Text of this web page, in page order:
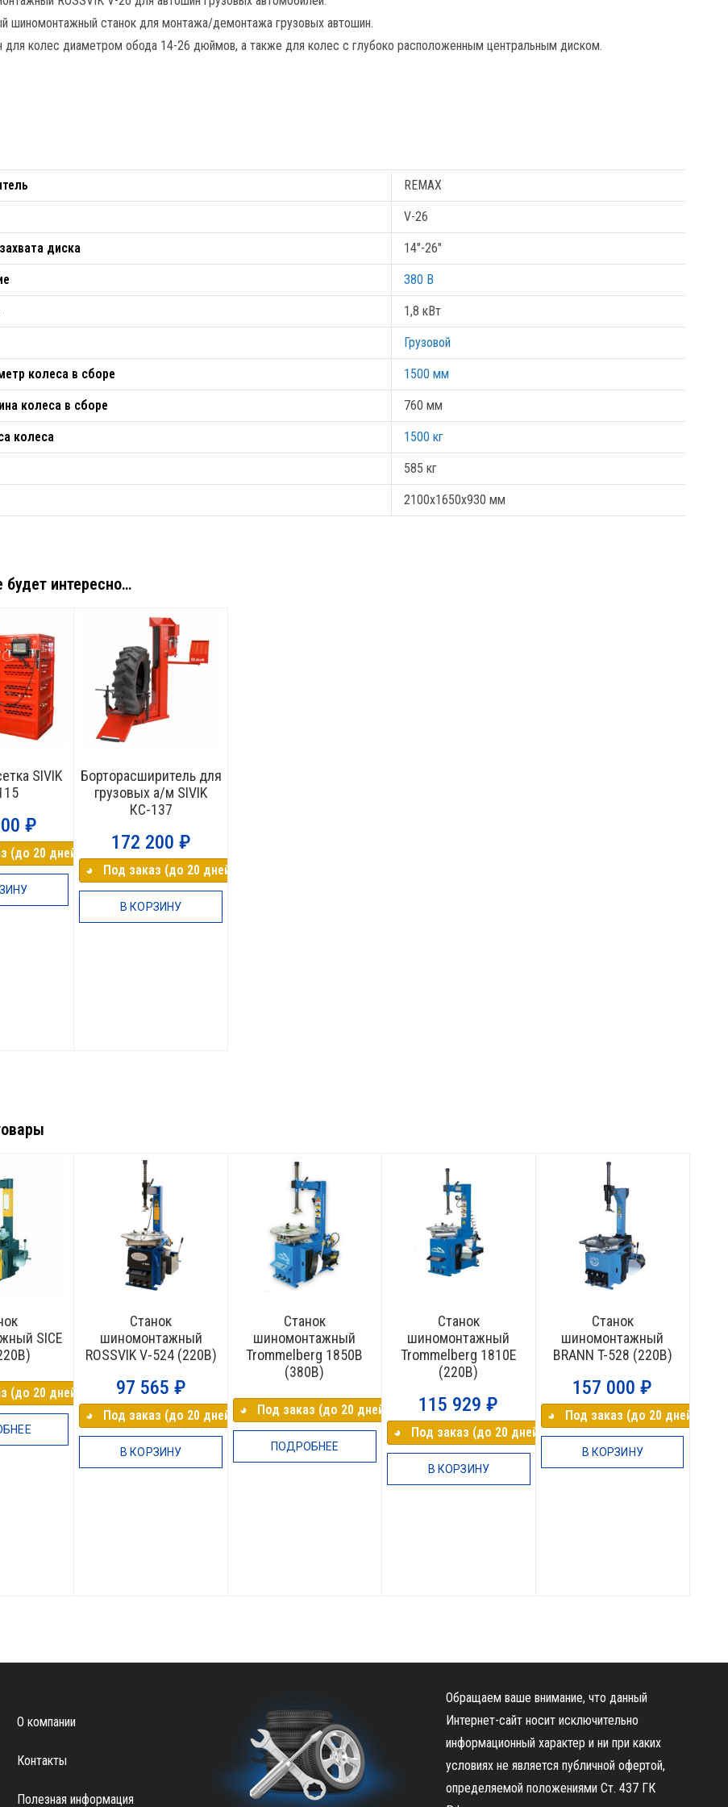
шиномонтажный станок для монтажа/демонтажа грузовых автошин.
для колес диаметром обода 14-26 дюймов, а также для колес с глубоко расположенным центральным диском.
REMAX
V-26
диска 14"-26"
380 В
1,8 кВт
Грузовой
колеса в сборе 1500 мм
колеса в сборе 760 мм
колеса 1500 кг
585 кг
2100х1650х930 мм
интересно…
SIVIK
₽
(до 20 дней)
Борторасширитель для
грузовых а/м SIVIK
КС-137
172 200 ₽
◕⠀Под заказ (до 20 дней)
В КОРЗИНУ
SICE
(до 20 дней)
Станок
шиномонтажный
ROSSVIK V-524 (220В)
97 565 ₽
◕⠀Под заказ (до 20 дней)
В КОРЗИНУ
Станок
шиномонтажный
Trommelberg 1850B
(380В)
◕⠀Под заказ (до 20 дней)
ПОДРОБНЕЕ
Станок
шиномонтажный
Trommelberg 1810E
(220В)
115 929₽
◕⠀Под заказ (до 20 дней)
В КОРЗИНУ
Станок
шиномонтажный
BRANN T-528 (220В)
157 000₽
◕⠀Под заказ (до 20 дней)
В КОРЗИНУ
О компании
Контакты
Полезная информация
Обращаем ваше внимание, что данный
Интернет-сайт носит исключительно
информационный характер и ни при каких
условиях не является публичной офертой,
определяемой положениями Ст. 437 ГК